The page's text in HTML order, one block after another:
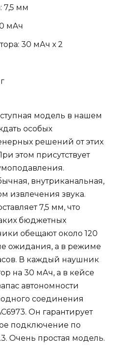
7,5 мм
мАч
30 мАч х 2
модель в нашем
особых
решений от этих
этом присутствует
внутриканальная,
извлечения звука.
7,5 мм, что
бюджетных
обещают около 120
ожидания, а в режиме
В каждый наушник
на 30 мАч, а в кейсе
автономности
соединения
Он гарантирует
подключение по
Очень простая модель.